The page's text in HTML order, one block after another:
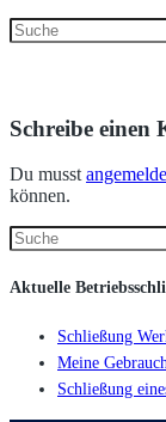
Schreibe einen
Du musst
können.
Aktuelle
Schließung
Meine
Schließung